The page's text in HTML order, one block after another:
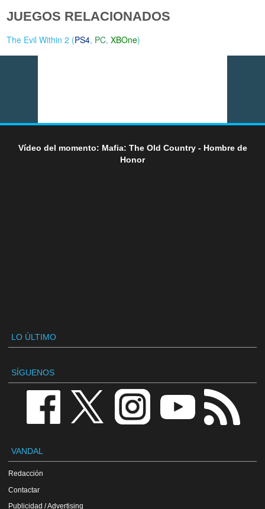
JUEGOS RELACIONADOS
The Evil Within 2 (PS4, PC,XBOne)
Vídeo del momento: Mafia: The Old Country - Hombre de
Honor
LO ÚLTIMO
SÍGUENOS
VANDAL
Redacción
Contactar
Publicidad / Advertising